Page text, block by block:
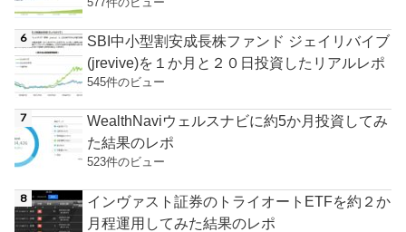
SBI中小型割安成長株ファンド ジェイリバイブ
(jrevive)を１か月と２０日投資したリアルレポ
545件のビュー
WealthNaviウェルスナビに約5か月投資してみ
た結果のレポ
523件のビュー
インヴァスト証券のトライオートETFを約２か
月程運用してみた結果のレポ